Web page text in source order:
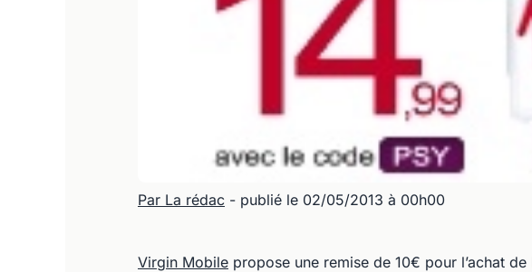
Par La rédac - publié le 02/05/2013 à 00h00
Virgin Mobile propose une remise de 10€ pour l’achat de